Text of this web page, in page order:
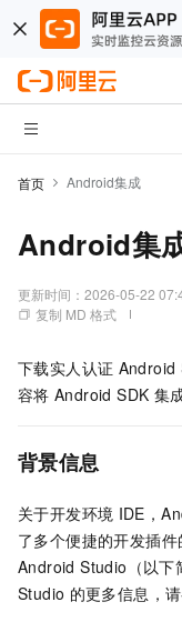
首页 Android集成
Android集
更新时间： 2026-05-22
复制 MD 格式
下载实人认证 Android
容将 Android SDK 集
背景信息
关于开发环境 IDE，
了多个便捷的开发插件
Android Studio（以下
Studio 的更多信息，